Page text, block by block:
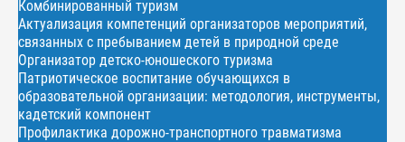
Комбинированный туризм
Актуализация компетенций организаторов мероприятий,
связанных с пребыванием детей в природной среде
Организатор детско-юношеского туризма
Патриотическое воспитание обучающихся в
образовательной организации: методология, инструменты,
кадетский компонент
Профилактика дорожно-транспортного травматизма